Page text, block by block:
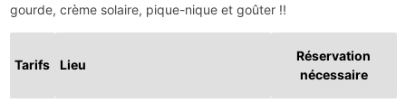
gourde, crème solaire, pique-nique et goûter !!
Tarifs Lieu
Réservation
nécessaire